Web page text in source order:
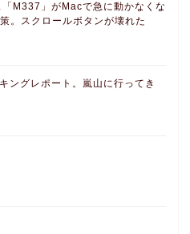
M337」がMacで急に動かなくな
。スクロールボタンが壊れた
ングレポート。嵐山に行ってき